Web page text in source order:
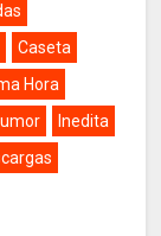
Caseta
Hora
Inedita